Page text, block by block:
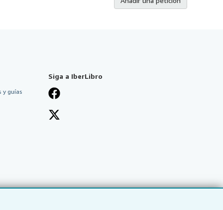
y guías
Siga a IberLibro